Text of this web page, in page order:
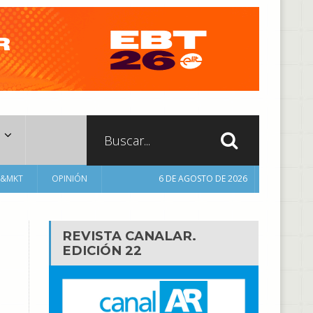
OPINIÓN 6 DE AGOSTO DE 2026
REVISTA CANALAR.
EDICIÓN 22